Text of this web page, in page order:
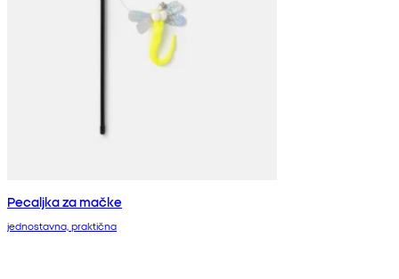
Pecaljka za mačke
jednostavna, praktična